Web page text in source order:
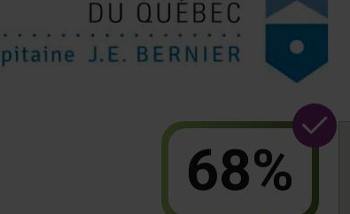
68%